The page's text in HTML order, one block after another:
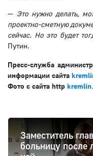
— Это нужно делать,
проектно-сметную
сейчас. Но это будет
Путин.
Пресс-служба
информации сайта
Фото с сайта http
Заместитель
больницу после